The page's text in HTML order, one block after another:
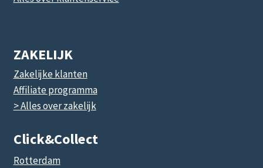
ZAKELIJK
Zakelijke klanten
Affiliate programma
> Alles over zakelijk
Click&collect
Rotterdam